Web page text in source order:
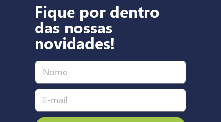
Fique por dentro
das nossas
novidades!